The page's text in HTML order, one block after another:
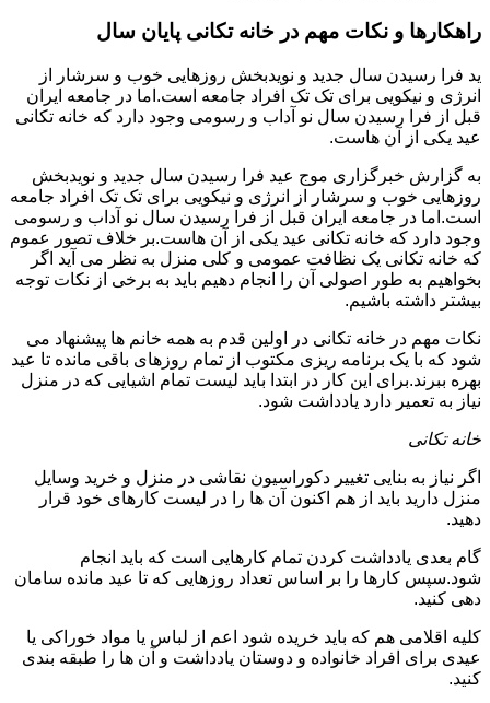
راهکارها و نکات مهم در خانه تکانی پایان سال
ید فرا رسیدن سال جدید و نویدبخش روزهایی خوب و سرشار از
انرژی و نیکویی برای تک تک افراد جامعه است.اما در جامعه ایران
قبل از فرا رسیدن سال نو آداب و رسومی وجود دارد که خانه تکانی
عید یکی از آن هاست.
به گزارش خبرگزاری موج عید فرا رسیدن سال جدید و نویدبخش
روزهایی خوب و سرشار از انرژی و نیکویی برای تک تک افراد جامعه
است.اما در جامعه ایران قبل از فرا رسیدن سال نو آداب و رسومی
وجود دارد که خانه تکانی عید یکی از آن هاست.بر خلاف تصور عموم
که خانه تکانی یک نظافت عمومی و کلی منزل به نظر می آید اگر
بخواهیم به طور اصولی آن را انجام دهیم باید به برخی از نکات توجه
بیشتر داشته باشیم.
نکات مهم در خانه تکانی در اولین قدم به همه خانم ها پیشنهاد می
شود که با یک برنامه ریزی مکتوب از تمام روزهای باقی مانده تا عید
بهره ببرند.برای این کار در ابتدا باید لیست تمام اشیایی که در منزل
نیاز به تعمیر دارد یادداشت شود.
خانه تکانی
اگر نیاز به بنایی تغییر دکوراسیون نقاشی در منزل و خرید وسایل
منزل دارید باید از هم اکنون آن ها را در لیست کارهای خود قرار
دهید.
گام بعدی یادداشت کردن تمام کارهایی است که باید انجام
شود.سپس کارها را بر اساس تعداد روزهایی که تا عید مانده سامان
دهی کنید.
کلیه اقلامی هم که باید خریده شود اعم از لباس یا مواد خوراکی یا
عیدی برای افراد خانواده و دوستان یادداشت و آن ها را طبقه بندی
کنید.